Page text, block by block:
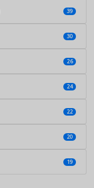
39
30
26
24
22
20
19